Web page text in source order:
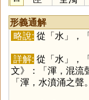
形義通解
略說: 從「水」，
詳解: 從「水」，
文》：「渾，混流
「渾，水濆涌之聲